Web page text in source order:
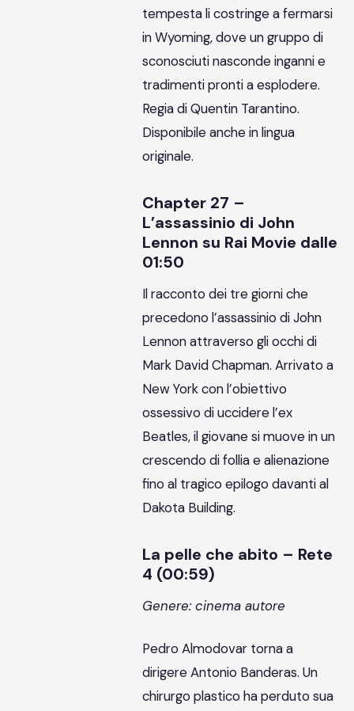
tempesta li costringe a fermarsi
in Wyoming, dove un gruppo di
sconosciuti nasconde inganni e
tradimenti pronti a esplodere.
Regia di Quentin Tarantino.
Disponibile anche in lingua
originale.
Chapter 27 –
L’assassinio di John
Lennon su Rai Movie dalle
01:50
Il racconto dei tre giorni che
precedono l’assassinio di John
Lennon attraverso gli occhi di
Mark David Chapman. Arrivato a
New York con l’obiettivo
ossessivo di uccidere l’ex
Beatles, il giovane si muove in un
crescendo di follia e alienazione
fino al tragico epilogo davanti al
Dakota Building.
La pelle che abito – Rete
4 (00:59)
Genere: cinema autore
Pedro Almodovar torna a
dirigere Antonio Banderas. Un
chirurgo plastico ha perduto sua